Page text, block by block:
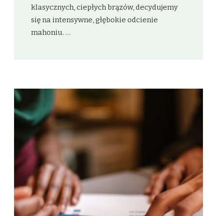
prywatnym. Trener wystąpień publicznych
może znacząco wpłynąć na poprawę
pewności …